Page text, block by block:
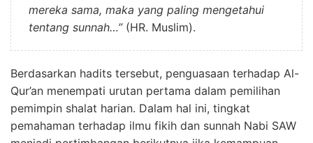
mereka sama, maka yang paling mengetahui
tentang sunnah…”(HR. Muslim).
Berdasarkan hadits tersebut, penguasaan terhadap Al-
Qur’an menempati urutan pertama dalam pemilihan
pemimpin shalat harian. Dalam hal ini, tingkat
pemahaman terhadap ilmu fikih dan sunnah Nabi SAW